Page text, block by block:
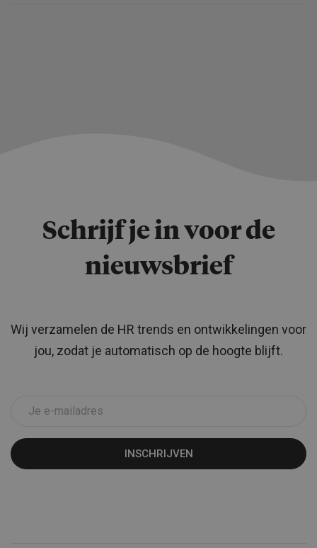
Schrijf je in voor de
nieuwsbrief
Wij verzamelen de HR trends en ontwikkelingen voor
jou, zodat je automatisch op de hoogte blijft.